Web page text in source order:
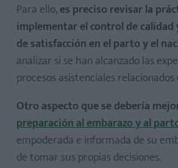
Para ello,es preciso revisar la
implementar el control de calidad
de satisfacción en el parto y el
analizar si se han alcanzado las
procesos asistenciales
Otro aspecto que se debería
preparación al embarazo y al
empoderada e informada de su
de tomar sus propias decisiones.